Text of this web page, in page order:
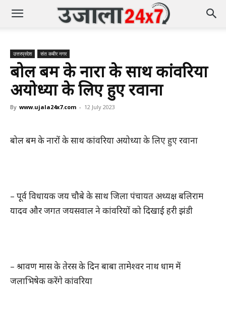
उत्तरप्रदेश संत कबीर नगर
बोल बम के नारों के साथ कांवरिया
अयोध्या के लिए हुए रवाना
By www.ujala24x7.com - 12 July 2023
बोल बम के नारों के साथ कांवरिया अयोध्या के लिए हुए रवाना
– पूर्व विधायक जय चौबे के साथ जिला पंचायत अध्यक्ष बलिराम
यादव और जगत जयसवाल ने कांवरियों को दिखाई हरी झंडी
– श्रावण मास के तेरस के दिन बाबा तामेश्वर नाथ धाम में
जलाभिषेक करेंगे कांवरिया